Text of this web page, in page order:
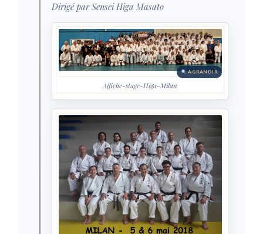
Dirigé par Sensei Higa Masato
AGRANDIR
Affiche-stage-Higa-Milan